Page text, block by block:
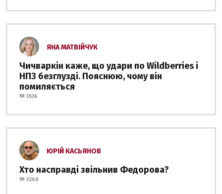
ЯНА МАТВІЙЧУК
Чичваркін каже, що удари по Wildberries і
НПЗ безглузді. Пояснюю, чому він
помиляється
3536
ЮРІЙ КАСЬЯНОВ
Хто насправді звільнив Федорова?
3260